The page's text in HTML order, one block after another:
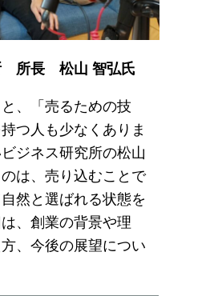
所長 松山 智弘氏
、「売るための技
つ人も少なくありま
ジネス研究所の松山
は、売り込むことで
然と選ばれる状態を
、創業の背景や理
、今後の展望につい